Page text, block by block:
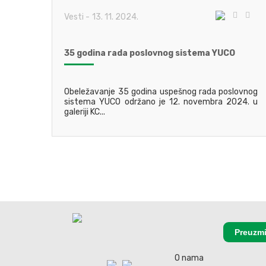
Vesti - 13. 11. 2024.
35 godina rada poslovnog sistema YUCO
Obeležavanje 35 godina uspešnog rada poslovnog
sistema YUCO održano je 12. novembra 2024. u
galeriji KC...
O nama